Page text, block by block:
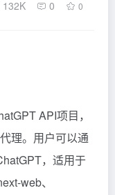
132K 0 0
API项目，
理。用户可以通
，适用于
web、